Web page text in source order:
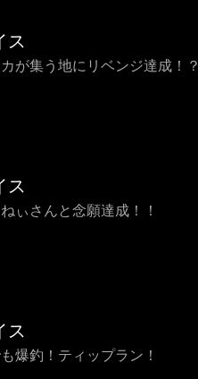
ス
が集う地にリベンジ達成！？
ス
ぃさんと念願達成！！
ス
爆釣！ティップラン！